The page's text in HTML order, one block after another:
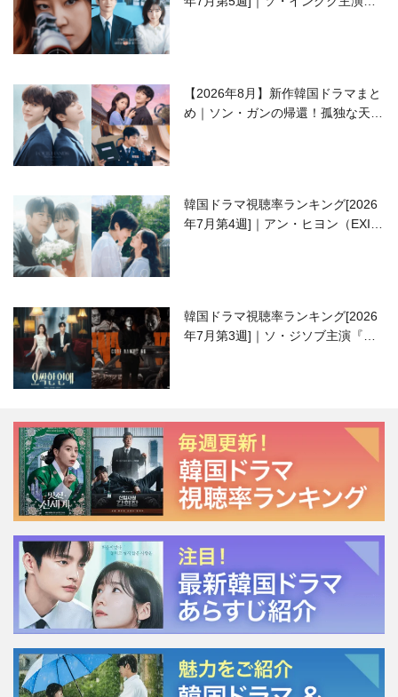
【2026年8月】新作韓国ドラマまと
め｜ソン・ガンの帰還！孤独な天才
韓国ドラマ視聴率ランキング[2026
年7月第4週]｜アン・ヒヨン（EXID
韓国ドラマ視聴率ランキング[2026
年7月第3週]｜ソ・ジソブ主演『エ